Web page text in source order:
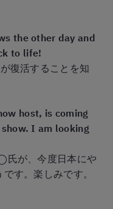
the other day and
to life!
復活することを知
host, is coming
I am looking
が、今度日本にや
す。楽しみです。